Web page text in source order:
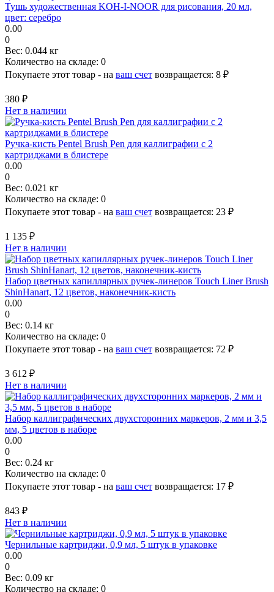
Тушь художественная KOH-I-NOOR для рисования, 20 мл,
цвет: серебро
0.00
0
Вес: 0.044 кг
Количество на складе: 0
Покупаете этот товар - на ваш счет возвращается: 8 ₽
380 ₽
Нет в наличии
Ручка-кисть Pentel Brush Pen для каллиграфии с 2
картриджами в блистере
0.00
0
Вес: 0.021 кг
Количество на складе: 0
Покупаете этот товар - на ваш счет возвращается: 23 ₽
1 135 ₽
Нет в наличии
Набор цветных капиллярных ручек-линеров Touch Liner Brush
ShinHanart, 12 цветов, наконечник-кисть
0.00
0
Вес: 0.14 кг
Количество на складе: 0
Покупаете этот товар - на ваш счет возвращается: 72 ₽
3 612 ₽
Нет в наличии
Набор каллиграфических двухсторонних маркеров, 2 мм и 3,5
мм, 5 цветов в наборе
0.00
0
Вес: 0.24 кг
Количество на складе: 0
Покупаете этот товар - на ваш счет возвращается: 17 ₽
843 ₽
Нет в наличии
Чернильные картриджи, 0,9 мл, 5 штук в упаковке
0.00
0
Вес: 0.09 кг
Количество на складе: 0